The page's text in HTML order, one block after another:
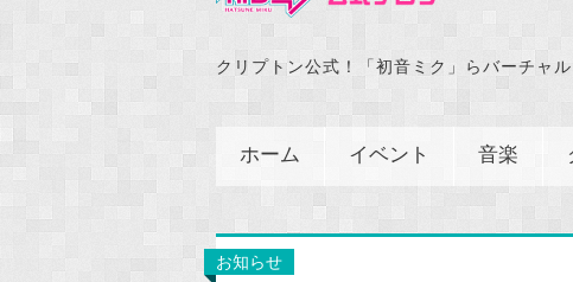
クリプトン公式！「初音ミク」らバーチャ
ホーム イベント 音楽
お知らせ